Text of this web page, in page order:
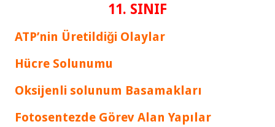
11. SINIF
ATP’nin Üretildiği Olaylar
Hücre Solunumu
Oksijenli solunum Basamakları
Fotosentezde Görev Alan Yapılar